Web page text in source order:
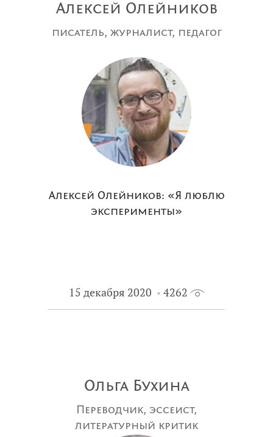
Алексей Олейников
писатель, журналист, педагог
Алексей Олейников: «Я люблю
эксперименты»
15 декабря 2020 4262
Ольга Бухина
Переводчик, эссеист,
литературный критик